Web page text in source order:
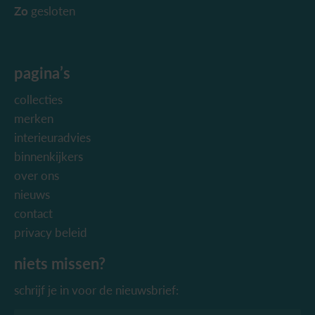
Zo gesloten
pagina’s
collecties
merken
interieuradvies
binnenkijkers
over ons
nieuws
contact
privacy beleid
niets missen?
schrijf je in voor de nieuwsbrief: